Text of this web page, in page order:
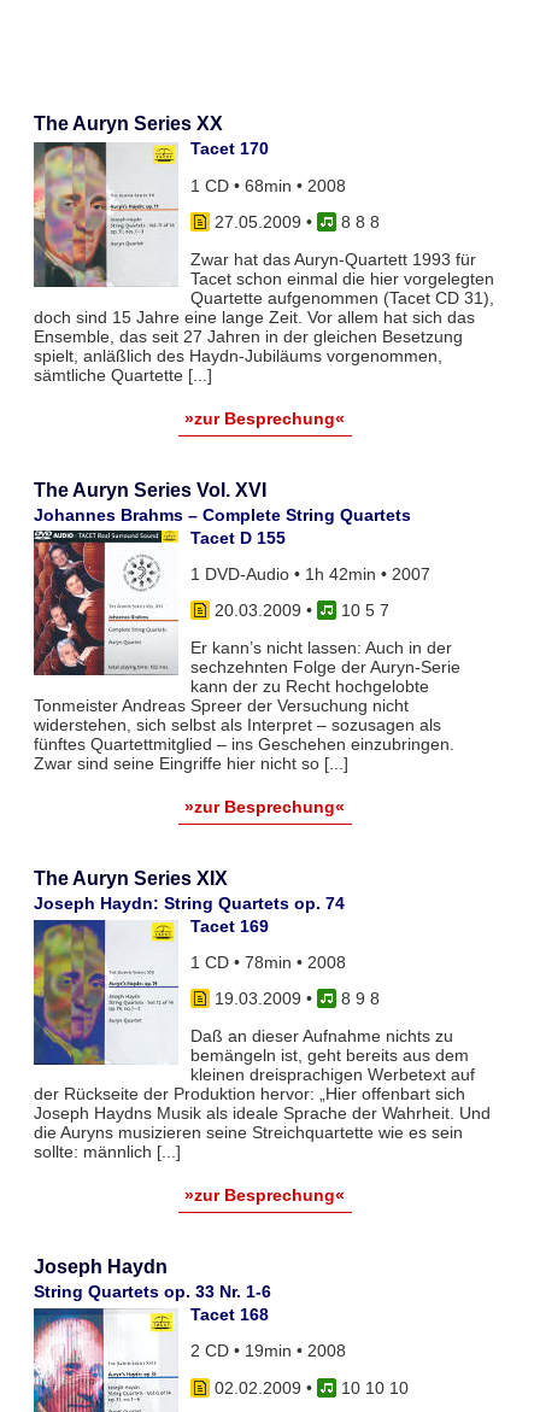
The Auryn Series XX
Tacet 170
1 CD • 68min • 2008
27.05.2009 •
8 8 8
Zwar hat das Auryn-Quartett 1993 für
Tacet schon einmal die hier vorgelegten
Quartette aufgenommen (Tacet CD 31),
doch sind 15 Jahre eine lange Zeit. Vor allem hat sich das
Ensemble, das seit 27 Jahren in der gleichen Besetzung
spielt, anläßlich des Haydn-Jubiläums vorgenommen,
sämtliche Quartette [...]
»zur Besprechung«
The Auryn Series Vol. XVI
Johannes Brahms – Complete String Quartets
Tacet D 155
1 DVD-Audio • 1h 42min • 2007
20.03.2009 •
10 5 7
Er kann’s nicht lassen: Auch in der
sechzehnten Folge der Auryn-Serie
kann der zu Recht hochgelobte
Tonmeister Andreas Spreer der Versuchung nicht
widerstehen, sich selbst als Interpret – sozusagen als
fünftes Quartettmitglied – ins Geschehen einzubringen.
Zwar sind seine Eingriffe hier nicht so [...]
»zur Besprechung«
The Auryn Series XIX
Joseph Haydn: String Quartets op. 74
Tacet 169
1 CD • 78min • 2008
19.03.2009 •
8 9 8
Daß an dieser Aufnahme nichts zu
bemängeln ist, geht bereits aus dem
kleinen dreisprachigen Werbetext auf
der Rückseite der Produktion hervor: „Hier offenbart sich
Joseph Haydns Musik als ideale Sprache der Wahrheit. Und
die Auryns musizieren seine Streichquartette wie es sein
sollte: männlich [...]
»zur Besprechung«
Joseph Haydn
String Quartets op. 33 Nr. 1-6
Tacet 168
2 CD • 19min • 2008
02.02.2009 •
10 10 10